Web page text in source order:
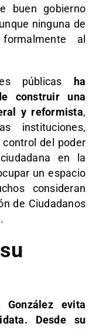
buen gobierno
ninguna de
al
públicas
ha
construir una
y reformista,
instituciones,
del poder
en la
un espacio
consideran
de Ciudadanos
González evita
Desde su